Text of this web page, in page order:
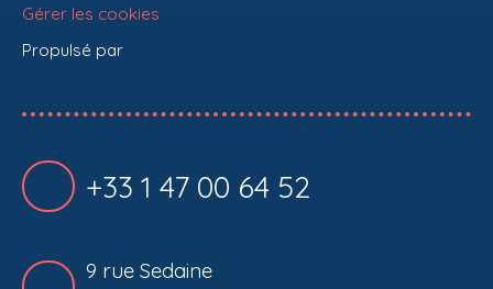
Gérer les cookies
Propulsé par
+33 1 47 00 64 52
9 rue Sedaine